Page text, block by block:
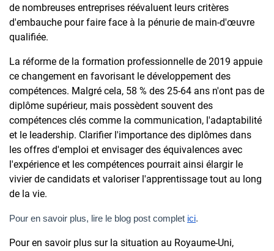
de nombreuses entreprises réévaluent leurs critères
d'embauche pour faire face à la pénurie de main-d'œuvre
qualifiée.
La réforme de la formation professionnelle de 2019 appuie
ce changement en favorisant le développement des
compétences. Malgré cela, 58 % des 25-64 ans n'ont pas de
diplôme supérieur, mais possèdent souvent des
compétences clés comme la communication, l'adaptabilité
et le leadership. Clarifier l'importance des diplômes dans
les offres d'emploi et envisager des équivalences avec
l'expérience et les compétences pourrait ainsi élargir le
vivier de candidats et valoriser l'apprentissage tout au long
de la vie.
Pour en savoir plus, lire le blog post complet ici.
Pour en savoir plus sur la situation au Royaume-Uni,